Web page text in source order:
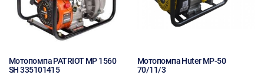
Мотопомпа PATRIOT MP 1560
SH 335101415
Мотопомпа Huter МР-50
70/11/3